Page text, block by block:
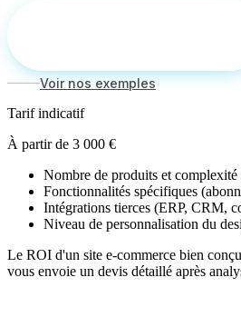
Voir nos exemples
Tarif indicatif
À partir de 3 000 €
Nombre de produits et complexité
Fonctionnalités spécifiques
Intégrations tierces (ERP, CRM,
Niveau de personnalisation du
Le ROI d'un site e-commerce bien
vous envoie un devis détaillé après